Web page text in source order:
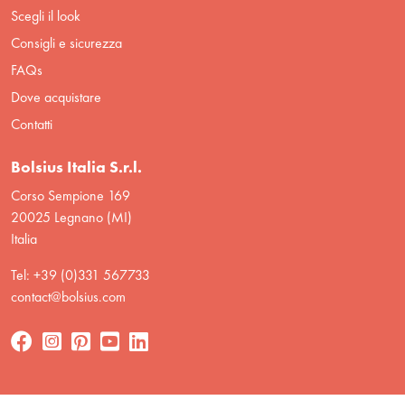
Scegli il look
Consigli e sicurezza
FAQs
Dove acquistare
Contatti
Bolsius Italia S.r.l.
Corso Sempione 169
20025 Legnano (MI)
Italia
Tel: +39 (0)331 567733
contact@bolsius.com